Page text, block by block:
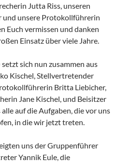
Jutta Riss, unseren
und unsere Protokollführerin
Euch vermissen und danken
Einsatz über viele Jahre.
sich nun zusammen aus
Kischel, Stellvertretender
Britta Liebicher,
Jane Kischel, und Beisitzer
auf die Aufgaben, die vor uns
in die wir jetzt treten.
uns der Gruppenführer
Yannik Eule, die